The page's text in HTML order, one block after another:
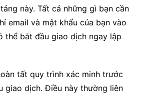
này. Tất cả những gì bạn cần
email và mật khẩu của bạn vào
thể bắt đầu giao dịch ngay lập
tất quy trình xác minh trước
giao dịch. Điều này thường liên